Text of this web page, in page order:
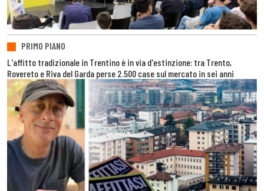
PRIMO PIANO
L'affitto tradizionale in Trentino è in via d'estinzione: tra Trento,
Rovereto e Riva del Garda perse 2.500 case sul mercato in sei anni